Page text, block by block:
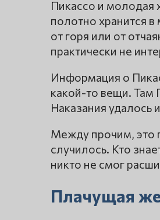
Пикассо и молодая
полотно хранится
от горя или от
практически не
Информация о
какой-то вещи. Там
Наказания удалось
Между прочим, это
случилось. Кто
никто не смог
Плачущая